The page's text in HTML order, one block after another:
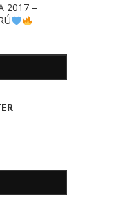
2017 –